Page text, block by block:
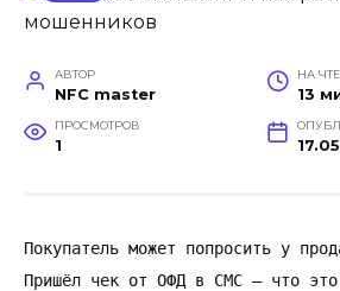
АВТОР
NFC master
НА
13
ПРОСМОТРОВ
1
Покупатель может попросить у
Пришёл чек от ОФД в СМС – что это